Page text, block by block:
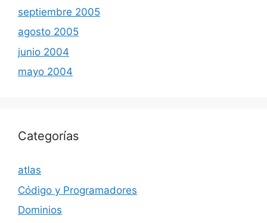
septiembre 2005
agosto 2005
junio 2004
mayo 2004
Categorías
atlas
Código y Programadores
Dominios